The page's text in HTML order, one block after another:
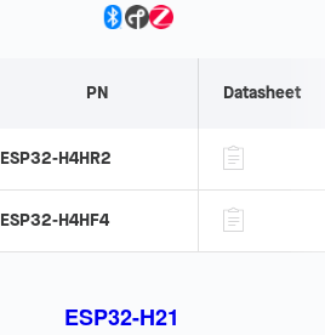
PN Datasheet
ESP32-H4HR2
ESP32-H4HF4
ESP32-H21